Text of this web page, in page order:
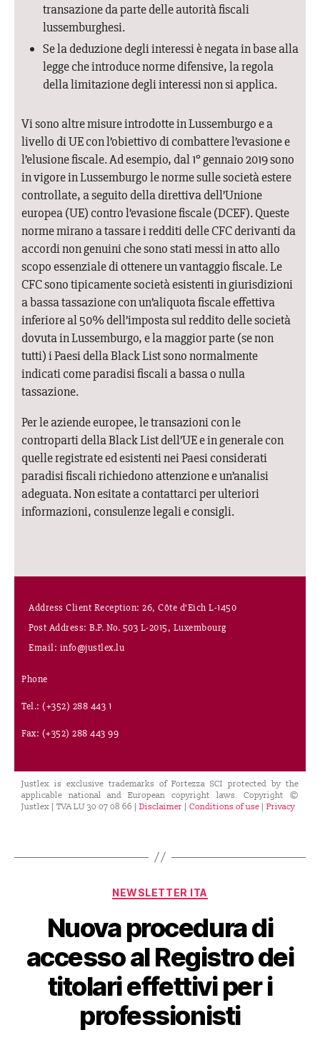
transazione da parte delle autorità fiscali
lussemburghesi.
Se la deduzione degli interessi è negata in base alla
legge che introduce norme difensive, la regola
della limitazione degli interessi non si applica.
Vi sono altre misure introdotte in Lussemburgo e a
livello di UE con l’obiettivo di combattere l’evasione e
l’elusione fiscale. Ad esempio, dal 1° gennaio 2019 sono
in vigore in Lussemburgo le norme sulle società estere
controllate, a seguito della direttiva dell’Unione
europea (UE) contro l’evasione fiscale (DCEF). Queste
norme mirano a tassare i redditi delle CFC derivanti da
accordi non genuini che sono stati messi in atto allo
scopo essenziale di ottenere un vantaggio fiscale. Le
CFC sono tipicamente società esistenti in giurisdizioni
a bassa tassazione con un’aliquota fiscale effettiva
inferiore al 50% dell’imposta sul reddito delle società
dovuta in Lussemburgo, e la maggior parte (se non
tutti) i Paesi della Black List sono normalmente
indicati come paradisi fiscali a bassa o nulla
tassazione.
Per le aziende europee, le transazioni con le
controparti della Black List dell’UE e in generale con
quelle registrate ed esistenti nei Paesi considerati
paradisi fiscali richiedono attenzione e un’analisi
adeguata. Non esitate a contattarci per ulteriori
informazioni, consulenze legali e consigli.
Address Client Reception: 26, Côte d’Eich L-1450
Post Address: B.P. No. 503 L-2015, Luxembourg
Email: info@justlex.lu
Phone
Tel.: (+352) 288 443 1
Fax: (+352) 288 443 99
Justlex is exclusive trademarks of Fortezza SCI protected by the
applicable national and European copyright laws. Copyright ©
Justlex | TVA LU 30 07 08 66 | Disclaimer | Conditions of use | Privacy
NEWSLETTER ITA
Nuova procedura di
accesso al Registro dei
titolari effettivi per i
professionisti